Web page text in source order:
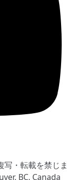
写・転載を禁じま
BC, Canada